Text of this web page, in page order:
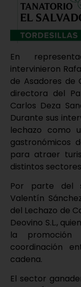
En
intervinieron
de Asadores de
directora del
Carlos Deza
Durante sus
lechazo como
gastronómicos
para atraer
distintos
Por parte del
Valentín
del Lechazo de
Deovino S.L.,
la
coordinación
cadena.
El sector